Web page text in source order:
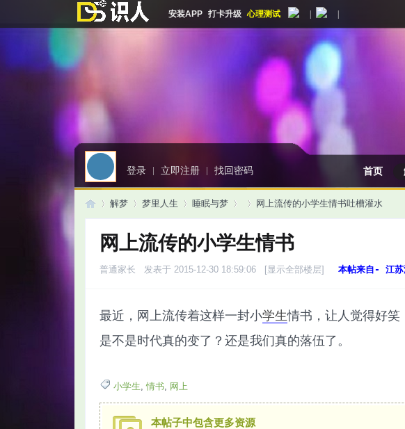
安装APP 打卡升级 心理测试
登录 | 立即注册 | 找回密码 首页
解梦
›
梦里人生 睡眠与梦 吐槽灌水
网上流传的小学生情书
网上流传的小学生情书
普通家长 发表于 2015-12-30 18:59:06 [显示全部楼层] 本帖来自- 江苏
最近，网上流传着这样一封小学生情书，让人觉得好笑
是不是时代真的变了？还是我们真的落伍了。
小学生, 情书, 网上
本帖子中包含更多资源